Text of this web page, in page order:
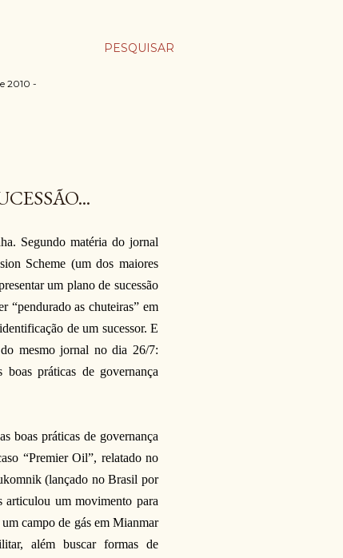
PESQUISAR
2010 -
Segundo matéria do jornal
Scheme (um dos maiores
um plano de sucessão
“pendurado as chuteiras” em
de um sucessor. E
mesmo jornal no dia 26/7:
práticas de governança
boas práticas de governança
“Premier Oil”, relatado no
(lançado no Brasil por
um movimento para
campo de gás em Mianmar
além buscar formas de